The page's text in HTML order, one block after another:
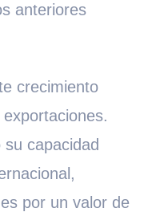
anteriores
crecimiento
capacidad
por un valor de